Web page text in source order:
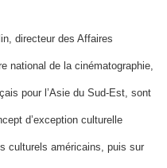
directeur des Affaires
national de la cinématographie,
pour l’Asie du Sud-Est, sont
d’exception culturelle
culturels américains, puis sur